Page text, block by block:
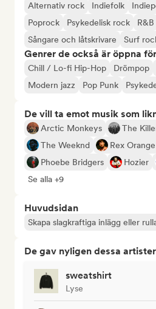
Alternativ rock Indiefolk
Poprock
Psykedelisk rock
R&B
Sångare och låtskrivare
Surf
Genrer de också är öppna för
Chill / Lo-fi Hip-Hop Drömpop
Modern jazz
Pop Punk
De vill ta emot musik som
Arctic Monkeys The
The Weeknd
Rex
Phoebe Bridgers
Hozier
Se alla +9
Huvudsidan
Skapa slagkraftiga inlägg eller
De gav nyligen dessa
sweatshirt
Lyse